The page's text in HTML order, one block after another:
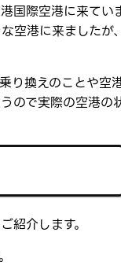
国際空港に来てい
空港に来ましたが
り換えのことや空
ので実際の空港の
紹介します。